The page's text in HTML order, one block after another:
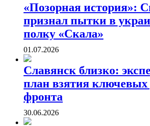
«Позорная история»:
признал пытки в
полку «Скала»
01.07.2026
Славянск близко:
план взятия ключевых
фронта
30.06.2026